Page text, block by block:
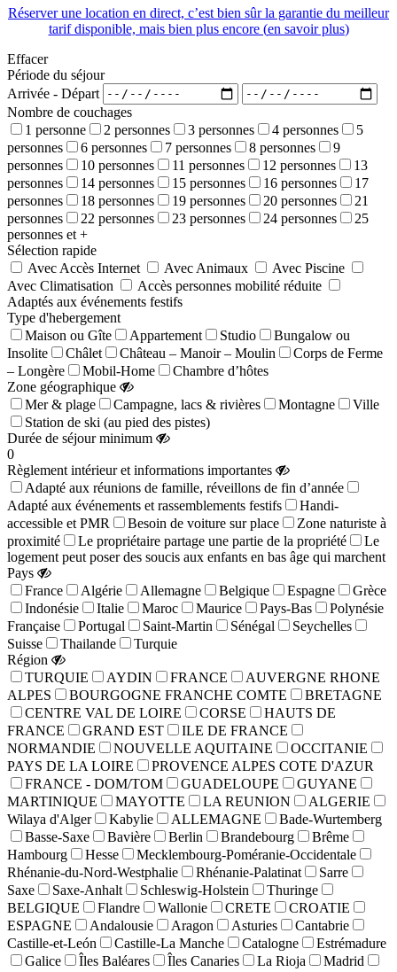
Réserver une location en direct, c’est bien sûr la garantie du meilleur
tarif disponible, mais bien plus encore (en savoir plus)
Effacer
Période du séjour
Arrivée - Départ
Nombre de couchages
1 personne
2 personnes 3 personnes 4 personnes
5
personnes
6 personnes 7 personnes 8 personnes
9
personnes
10 personnes 11 personnes 12 personnes
13
personnes
14 personnes 15 personnes 16 personnes
17
personnes
18 personnes 19 personnes 20 personnes
21
personnes
22 personnes 23 personnes 24 personnes
25
personnes et +
Sélection rapide
Avec Accès Internet
Avec Animaux
Avec Piscine
Avec Climatisation
Accès personnes mobilité réduite
Adaptés aux événements festifs
Type d'hebergement
Maison ou Gîte
Appartement Studio
Bungalow ou
Insolite
Châlet Château – Manoir – Moulin
Corps de Ferme
– Longère
Mobil-Home
Chambre d’hôtes
Zone géographique
Mer & plage
Campagne, lacs & rivières Montagne
Ville
Station de ski (au pied des pistes)
Durée de séjour minimum
0
Règlement intérieur et informations importantes
Adapté aux réunions de famille, réveillons de fin d’année
Adapté aux événements et rassemblements festifs
Handi-
accessible et PMR
Besoin de voiture sur place
Zone naturiste à
proximité
Le propriétaire partage une partie de la propriété
Le
logement peut poser des soucis aux enfants en bas âge qui marchent
Pays
France
Algérie Allemagne Belgique Espagne
Grèce
Indonésie
Italie Maroc Maurice Pays-Bas
Polynésie
Française
Portugal Saint-Martin Sénégal
Seychelles
Suisse
Thailande
Turquie
Région
TURQUIE
AYDIN FRANCE
AUVERGNE RHONE
ALPES
BOURGOGNE FRANCHE COMTE
BRETAGNE
CENTRE VAL DE LOIRE
CORSE
HAUTS DE
FRANCE
GRAND EST
ILE DE FRANCE
NORMANDIE
NOUVELLE AQUITAINE
OCCITANIE
PAYS DE LA LOIRE
PROVENCE ALPES COTE D'AZUR
FRANCE - DOM/TOM
GUADELOUPE
GUYANE
MARTINIQUE
MAYOTTE LA REUNION
ALGERIE
Wilaya d'Alger
Kabylie ALLEMAGNE
Bade-Wurtemberg
Basse-Saxe
Bavière Berlin Brandebourg
Brême
Hambourg
Hesse
Mecklembourg-Poméranie-Occidentale
Rhénanie-du-Nord-Westphalie
Rhénanie-Palatinat
Sarre
Saxe
Saxe-Anhalt Schleswig-Holstein
Thuringe
BELGIQUE
Flandre Wallonie CRETE
CROATIE
ESPAGNE
Andalousie Aragon Asturies
Cantabrie
Castille-et-León
Castille-La Manche Catalogne
Estrémadure
Galice
Îles Baléares Îles Canaries La Rioja
Madrid